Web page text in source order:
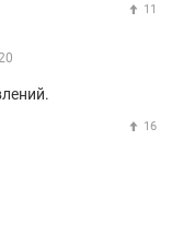
11
16